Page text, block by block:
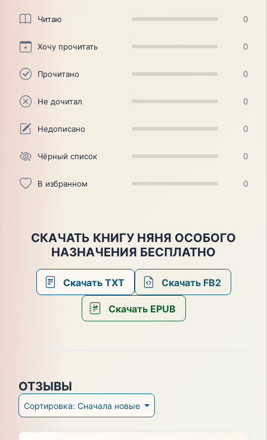
Читаю 0
Хочу прочитать 0
Прочитано 0
Не дочитал 0
Недописано 0
Чёрный список 0
В избранном 0
СКАЧАТЬ КНИГУ НЯНЯ ОСОБОГО
НАЗНАЧЕНИЯ БЕСПЛАТНО
Скачать TXT Скачать FB2
Скачать EPUB
ОТЗЫВЫ
Сортировка: Сначала новые